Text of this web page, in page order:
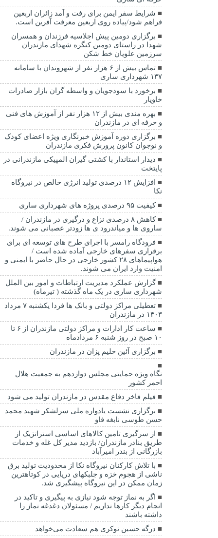
شرایط سفر ایمن برای رفت و آمد زائران اربعین
فراهم شود/پیاده روی اربعین معرفت آفرین است.
برگزاری دومین پیش اجلاسیه فرزندان و همسران
شهدا در راستای دومین کنگره شهدای مازندران
سرزمین علویان خط شکن
تماس بیش از ۶ هزار نفر از شهروندان با سامانه
۱۳۷ شهرداری ساری
برخورد با سودجویان و واسطه گران بازار صادرات
خاویار
بهره مندی بیش از ۱۲ هزار نفر از آموزش های فنی
و حرفه ای در مازندران
برگزاری دوره آموزش خبرنگاری ویژه اعضای کودک
و نوجوان کانون پرورش فکری مازندران
دیدار استاندار با کشتی گیران المپیکی مازندرانی در
پایتخت
افزایش ۱۲ درصدی تولید انرژی خالص در نیروگاه
نکا
کیفیت ۹۵ درصدی پروژه های شهرداری ساری
کاهش ۸ درصدی نزاع و درگیری در مازندران /
ساروی ها و میاندرود ی ها زودتر عصبانی می شوند.
فرودگاه رامسر با اجرای طرح های توسعه ای برای
برقراری سفرهای خارجی آماده شده است /
هواپیماهای ۲۸ کشور خارجی در حال حاضر با ایمنی و
امنیت وارد ایران می شوند.
گزارش عملکرد مدیریت ارتباطات و امور بین الملل
شهرداری ساری در یک ماه گذشته ( تیرماه)
تعطیلی مراکز دولتی و بانک ها فردا یکشنبه ۷ مرداد
۱۴۰۳ در مازندران
ساعت کار ادارات و مراکز دولتی مازندران از ۶ تا
۱۰ صبح در روز شنبه ۶ مردادماه
برگزاری آئین حلیم پزان در مازندران
نگاه ویژه حمایتی مجلس دوازدهم به جمعیت هلال
احمر کشور
فیلم فاخر دفاع مقدس در مازندران تولید می شود
برگزاری نشست یادواره ملی سرلشکر شهید محمد
حسن طوسی نابغه فاو
از سرگیری تامین کالاهای اساسی استراتژیک از
طریق بنادر مازندران/ بازدید مدیر کل غله و خدمات
بازرگانی از بندر امیرآباد
با تلاش کارکنان نیروگاه نکا از محدودیت تولید برق
ناشی از هجوم خزه و جلبکهای دریایی در کوتاهترین
زمان ممکن در این نیروگاه پیشگیری شد.
اگر به نماز توجه شود نیازی به پیگیری و تاکید در
انجام دیگر کارها نداریم / مسئولان دغدغه نماز را
داشته باشند
درگه حسین نوکری هم سعادت می‌خواهد